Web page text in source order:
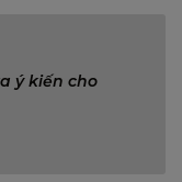
ý kiến cho